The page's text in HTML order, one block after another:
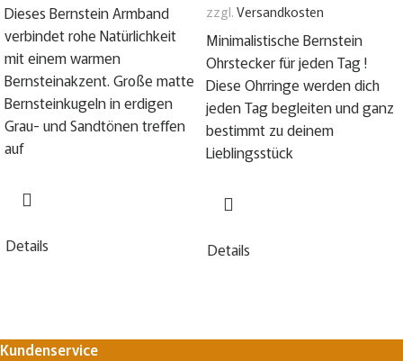
Dieses Bernstein Armband
verbindet rohe Natürlichkeit
mit einem warmen
Bernsteinakzent. Große matte
Bernsteinkugeln in erdigen
Grau- und Sandtönen treffen
auf
Details
zzgl.Versandkosten
Minimalistische Bernstein
Ohrstecker für jeden Tag !
Diese Ohrringe werden dich
jeden Tag begleiten und ganz
bestimmt zu deinem
Lieblingsstück
Details
Kundenservice